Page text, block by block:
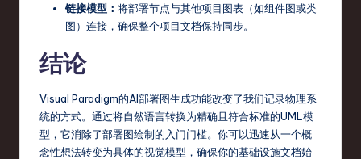
链接模型： 将部署节点与其他项目图表（如组件图或类
图）连接，确保整个项目文档保持同步。
结论
Visual Paradigm的AI部署图生成功能改变了我们记录物理系
统的方式。通过将自然语言转换为精确且符合标准的UML模
型，它消除了部署图绘制的入门门槛。你可以迅速从一个概
念性想法转变为具体的视觉模型，确保你的基础设施文档始